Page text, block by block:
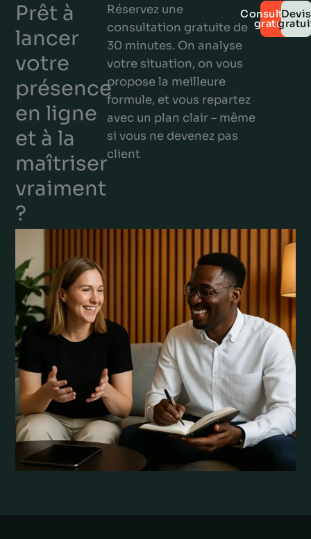
Prêt à
lancer
votre
présence
en ligne
et à la
maîtriser
vraiment
?
Réservez une
consultation gratuite de
30 minutes. On analyse
votre situation, on vous
propose la meilleure
formule, et vous repartez
avec un plan clair – même
si vous ne devenez pas
client
Consultation
gratuite
Devis